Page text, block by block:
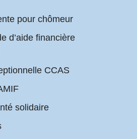
pour chômeur
d’aide financière
CCAS
solidaire